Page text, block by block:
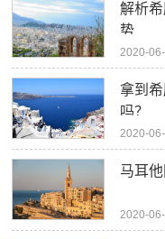
解析
势
2020-
拿到
吗？
2020-
马耳
2020-